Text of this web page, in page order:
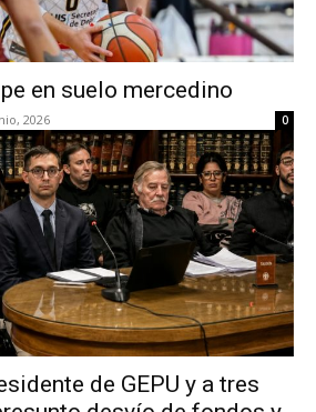
en suelo mercedino
2026 0
de GEPU y a tres